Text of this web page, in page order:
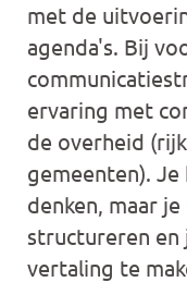
met de
agenda's. Bij
ervaring met
de overheid
gemeenten).
denken, maar
structureren en
vertaling te